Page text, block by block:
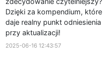
Dzięki za kompendium, które
daje realny punkt odniesienia
przy aktualizacji!
2025-06-16 12:43:57